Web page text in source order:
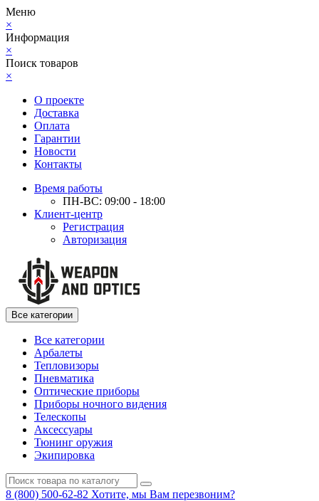
Меню
×
Информация
×
Поиск товаров
×
О проекте
Доставка
Оплата
Гарантии
Новости
Контакты
Время работы
ПН-ВС: 09:00 - 18:00
Клиент-центр
Регистрация
Авторизация
Все категории
Все категории
Арбалеты
Тепловизоры
Пневматика
Оптические приборы
Приборы ночного видения
Телескопы
Аксессуары
Тюнинг оружия
Экипировка
8 (800) 500-62-82 Хотите, мы Вам перезвоним?